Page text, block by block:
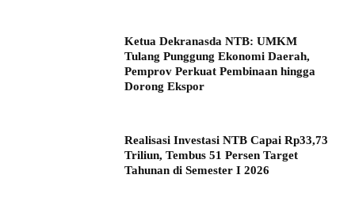
Ketua Dekranasda NTB: UMKM
Tulang Punggung Ekonomi Daerah,
Pemprov Perkuat Pembinaan hingga
Dorong Ekspor
Realisasi Investasi NTB Capai Rp33,73
Triliun, Tembus 51 Persen Target
Tahunan di Semester I 2026